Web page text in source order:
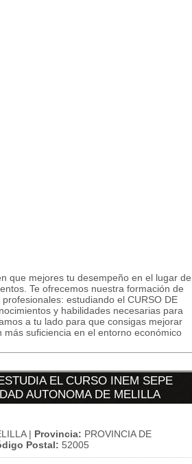
que mejores tu desempeño en el lugar de
Te ofrecemos nuestra formación de
estudiando el CURSO DE
y habilidades necesarias para
a tu lado para que consigas mejorar
suficiencia en el entorno económico
EL CURSO INEM SEPE
AUTONOMA DE MELILLA
| Provincia: PROVINCIA DE
Postal: 52005